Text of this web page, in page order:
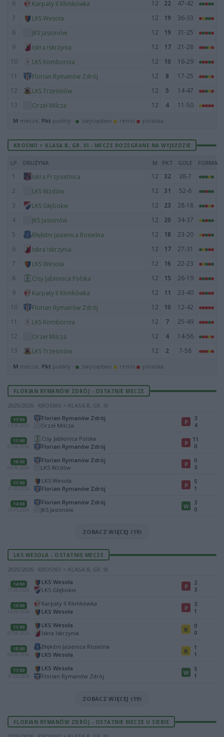
6 Karpaty II Klimkówka 12 22
47-42
7
LKS Wesoła 12 19
36-33
8
JKS Jasionów 12 19
31-25
9
Iskra Iskrzynia 12 17
21-28
10
LKS Kombornia 12 10
16-29
11
Florian Rymanów Zdrój 12 8
17-25
12
LKS Trześniów 12 5
14-47
13
Orzeł Milcza 12 4 11-50
M mecze, Pkt punkty · zwycięstwo remis porażka
KROSNO > KLASA B, GR. III - MECZE ROZEGRANE NA WYJEŹDZIE
LP DRUŻYNA M PKT GOLE FORMA
1 Iskra Przysietnica 12 32
38-7
2
LKS Wzdów 12 31
52-6
3
LKS Głębokie 12 23
28-18
4
JKS Jasionów 12 20
34-37
5
Błękitni Jasienica Rosielna 12 18
23-20
6
Iskra Iskrzynia 12 17
27-31
7
LKS Wesoła 12 16
22-23
8
Cisy Jabłonica Polska 12 15
26-19
9
Karpaty II Klimkówka 12 11
23-40
10
Florian Rymanów Zdrój 12 10
12-42
11
LKS Kombornia 12 7
25-49
12
Orzeł Milcza 12 4
14-56
13
LKS Trześniów 12 2 7-58
M mecze, Pkt punkty · zwycięstwo remis porażka
FLORIAN RYMANÓW ZDRÓJ - OSTATNIE MECZE
2025/2026 · KROSNO > KLASA B, GR. III
17:00
13.06.2026
Florian Rymanów Zdrój
Orzeł Milcza
P
3
4
11:00
07.06.2026
Cisy Jabłonica Polska
Florian Rymanów Zdrój
P
11
0
18:00
04.06.2026
Florian Rymanów Zdrój
LKS Wzdów
P
0
3
11:00
31.05.2026
LKS Wesoła
Florian Rymanów Zdrój
P
5
1
14:00
24.05.2026
Florian Rymanów Zdrój
JKS Jasionów
W
3
0
ZOBACZ WIĘCEJ (19)
LKS WESOŁA - OSTATNIE MECZE
2025/2026 · KROSNO > KLASA B, GR. III
14:00
21.06.2026
LKS Wesoła
LKS Głębokie
P
2
3
13:00
14.06.2026
Karpaty II Klimkówka
LKS Wesoła
P
3
1
11:00
07.06.2026
LKS Wesoła
Iskra Iskrzynia
R
0
0
15:00
04.06.2026
Błękitni Jasienica Rosielna
LKS Wesoła
R
1
1
11:00
31.05.2026
LKS Wesoła
Florian Rymanów Zdrój
W
5
1
ZOBACZ WIĘCEJ (19)
FLORIAN RYMANÓW ZDRÓJ - OSTATNIE MECZE U SIEBIE